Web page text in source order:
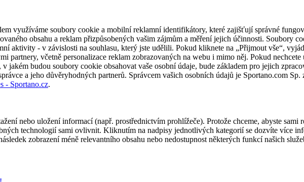
využíváme soubory cookie a mobilní reklamní identifikátory, které zajišťují správné
obsahu a reklam přizpůsobených vašim zájmům a měření jejich účinnosti. Soubory
aktivity - v závislosti na souhlasu, který jste udělili. Pokud kliknete na „Přijmout vše“,
včetně personalizace reklam zobrazovaných na webu i mimo něj. Pokud nechcete
jakém budou soubory cookie obsahovat vaše osobní údaje, bude základem pro jejich
a jeho důvěryhodných partnerů. Správcem vašich osobních údajů je Sportano.com Sp.
- Sportano.cz.
nebo uložení informací (např. prostřednictvím prohlížeče). Protože chceme, abyste sami
technologií sami ovlivnit. Kliknutím na nadpisy jednotlivých kategorií se dozvíte více
zobrazení méně relevantního obsahu nebo nedostupnost některých funkcí našich